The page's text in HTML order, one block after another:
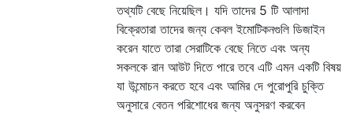
তথ্যটি বেছে নিয়েছিল। যদি তাদের 5 টি আলাদা
বিক্রেতারা তাদের জন্য কেবল ইমোটিকনগুলি ডিজাইন
করেন যাতে তারা সেরাটিকে বেছে নিতে এবং অন্য
সকলকে রান আউট দিতে পারে তবে এটি এমন একটি বিষয়
যা উন্মোচন করতে হবে এবং আমির দে পুরোপুরি চুক্তি
অনুসারে বেতন পরিশোধের জন্য অনুসরণ করবেন